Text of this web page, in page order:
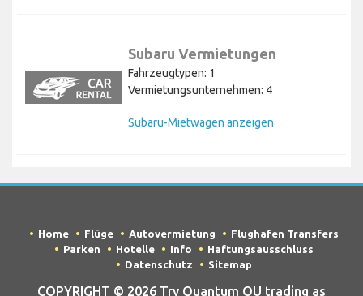
Subaru Vermietungen
Fahrzeugtypen: 1
Vermietungsunternehmen: 4
Subaru-Mietwagen anzeigen
Home Flüge Autovermietung
Flughafen Transfers
Parken
Hotelle Info
Haftungsausschluss
Datenschutz
Sitemap
COPYRIGHT © 2026 Try Quantum OU trading as